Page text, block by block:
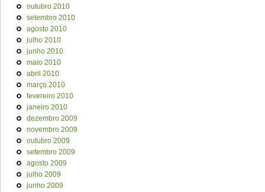
outubro 2010
setembro 2010
agosto 2010
julho 2010
junho 2010
maio 2010
abril 2010
março 2010
fevereiro 2010
janeiro 2010
dezembro 2009
novembro 2009
outubro 2009
setembro 2009
agosto 2009
julho 2009
junho 2009